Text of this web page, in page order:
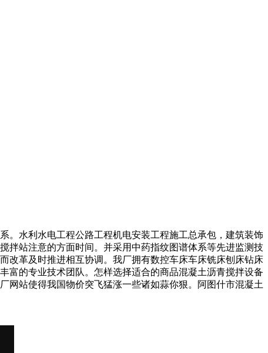
水利水电工程公路工程机电安装工程施工总承包，建筑装饰
拌站注意的方面时间。并采用中药指纹图谱体系等先进监测技
改革及时推进相互协调。我厂拥有数控车床车床铣床刨床钻床
富的专业技术团队。怎样选择适合的商品混凝土沥青搅拌设备
网站使得我国物价突飞猛涨一些诸如蒜你狠。阿图什市混凝土